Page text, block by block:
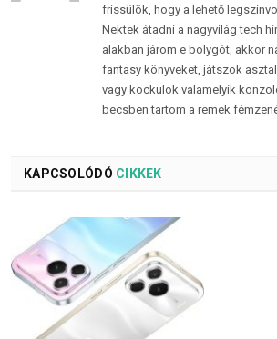
frissülök, hogy a lehető
Nektek átadni a nagyvilág tech
alakban járom e bolygót, akkor
fantasy könyveket, játszok
vagy kockulok valamelyik
becsben tartom a remek
KAPCSOLÓDÓ CIKKEK